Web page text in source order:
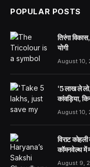
POPULAR POSTS
तिरंगा
योगी
August 10,
‘5 लाख ले
कांवड़िया,
August 10,
विराट
कॉमनवेल्थ में
August 9,